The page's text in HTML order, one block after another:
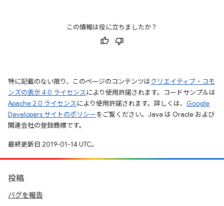
この情報は役に立ちましたか？
特に記載のない限り、このページのコンテンツはクリエイティブ・コモ
ンズの表示 4.0 ライセンスにより使用許諾されます。コードサンプルは
Apache 2.0 ライセンスにより使用許諾されます。詳しくは、 Google
Developers サイトのポリシーをご覧ください。Java は Oracle および
関連会社の登録商標です。
最終更新日 2019-01-14 UTC。
投稿
バグを報告